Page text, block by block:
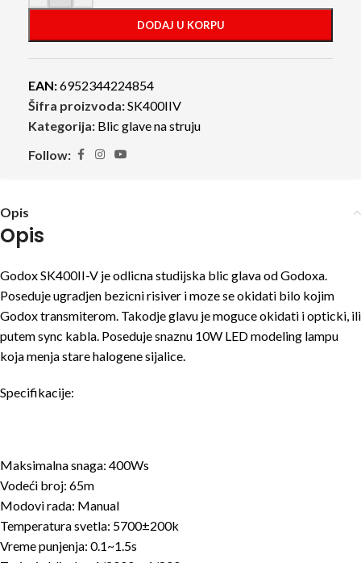
DODAJ U KORPU
EAN:6952344224854
Šifra proizvoda:SK400IIV
Kategorija: Blic glave na struju
Follow:
Opis
Opis
Godox SK400II-V je odlicna studijska blic glava od Godoxa.
Poseduje ugradjen bezicni risiver i moze se okidati bilo kojim
Godox transmiterom. Takodje glavu je moguce okidati i opticki, ili
putem sync kabla. Poseduje snaznu 10W LED modeling lampu
koja menja stare halogene sijalice.
Specifikacije:
Maksimalna snaga: 400Ws
Vodeći broj: 65m
Modovi rada: Manual
Temperatura svetla: 5700±200k
Vreme punjenja: 0.1~1.5s